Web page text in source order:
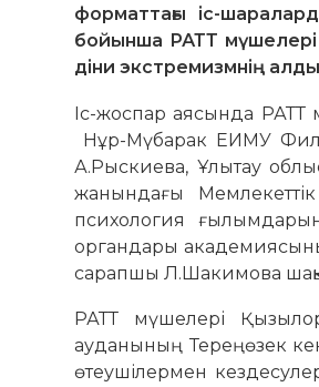
форматтағы іс-
бойынша РАТТ мүшелері
діни экстремизмнің
Іс-жоспар аясында РАТТ
Нұр-Мүбарак ЕИМУ
А.Рыскиева, Ұлытау
жанындағы
психология
органдары
сарапшы Л.Шакимова
РАТТ мүшелері
ауданының Тереңөзек
өтеушілермен кездесулер